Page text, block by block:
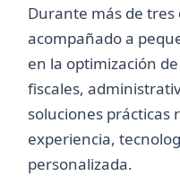
Durante más de tres
acompañado a
en la optimización
fiscales,
soluciones prácticas
experiencia,
personalizada.